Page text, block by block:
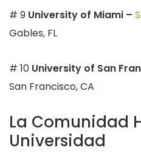
# 9 University of Miami –
Gables, FL
# 10 University of San
San Francisco, CA
La Comunidad
Universidad